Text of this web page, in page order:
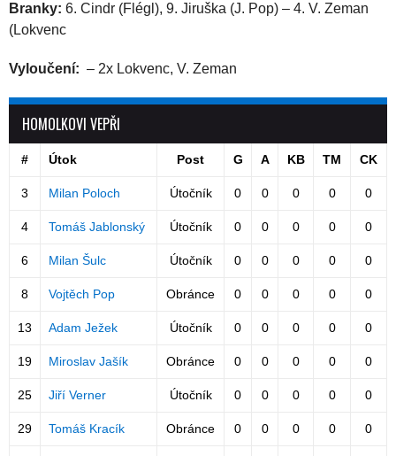
Branky: 6. Cindr (Flégl), 9. Jiruška (J. Pop) – 4. V. Zeman
(Lokvenc
Vyloučení: – 2x Lokvenc, V. Zeman
HOMOLKOVI VEPŘI
# Útok Post G A KB TM CK
3 Milan Poloch Útočník 0 0 0 0 0
4 Tomáš Jablonský Útočník 0 0 0 0 0
6 Milan Šulc Útočník 0 0 0 0 0
8 Vojtěch Pop Obránce 0 0 0 0 0
13 Adam Ježek Útočník 0 0 0 0 0
19 Miroslav Jašík Obránce 0 0 0 0 0
25 Jiří Verner Útočník 0 0 0 0 0
29 Tomáš Kracík Obránce 0 0 0 0 0